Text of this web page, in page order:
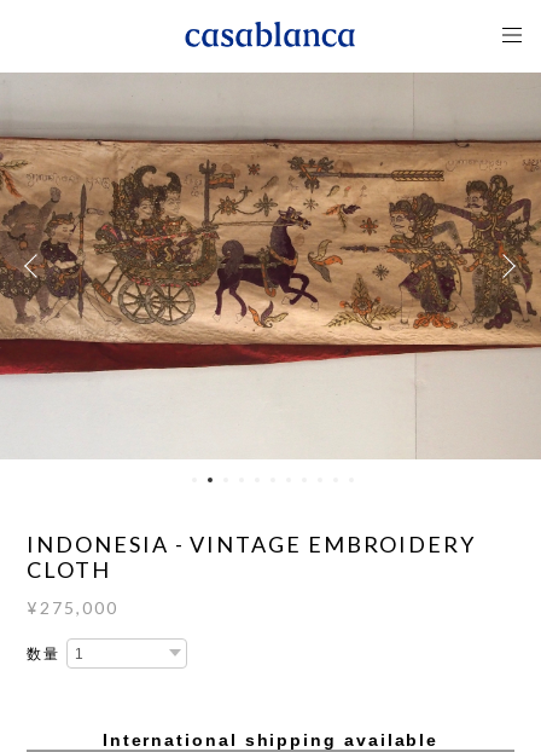
INDONESIA - VINTAGE EMBROIDERY
CLOTH
¥275,000
数量
International shipping available